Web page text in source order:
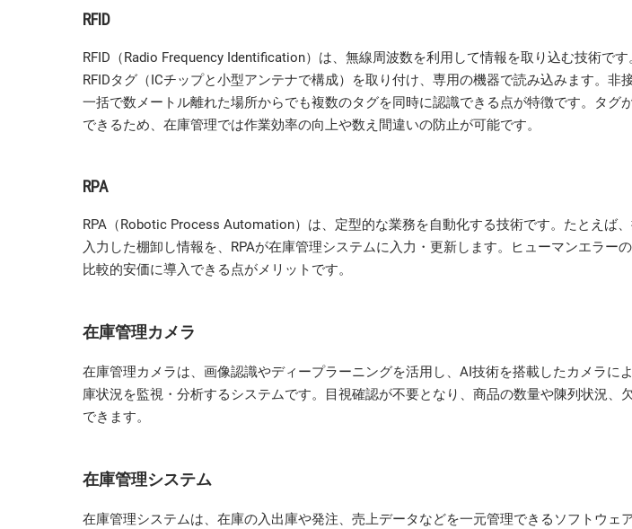
RFID
RFID（Radio Frequency Identification）は、無線周波数を利用して情報を取り込む技術で
RFIDタグ（ICチップと小型アンテナで構成）を取り付け、専用の機器で読み込みます。非
一括で数メートル離れた場所からでも複数のタグを同時に認識できる点が特徴です。タグ
できるため、在庫管理では作業効率の向上や数え間違いの防止が可能です。
RPA
RPA（Robotic Process Automation）は、定型的な業務を自動化する技術です。たとえば
入力した棚卸し情報を、RPAが在庫管理システムに入力・更新します。ヒューマンエラー
比較的安価に導入できる点がメリットです。
在庫管理カメラ
在庫管理カメラは、画像認識やディープラーニングを活用し、AI技術を搭載したカメラに
庫状況を監視・分析するシステムです。目視確認が不要となり、商品の数量や陳列状況、
できます。
在庫管理システム
在庫管理システムは、在庫の入出庫や発注、売上データなどを一元管理できるソフトウェ